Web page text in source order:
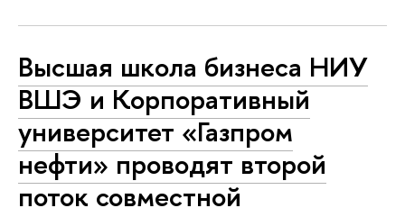
Высшая школа бизнеса НИУ
ВШЭ и Корпоративный
университет «Газпром
нефти» проводят второй
поток совместной